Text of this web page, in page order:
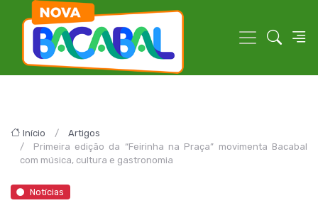
Início
Artigos
Primeira edição da “Feirinha na Praça” movimenta Bacabal
com música, cultura e gastronomia
Notícias